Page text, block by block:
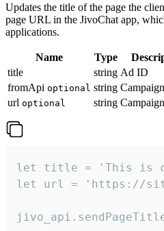
Updates the title of the page the
page URL in the JivoChat app,
applications.
Name Type
title
string Ad ID
fromApi optional string
url optional string
let title = 'This is
let url = 'https://